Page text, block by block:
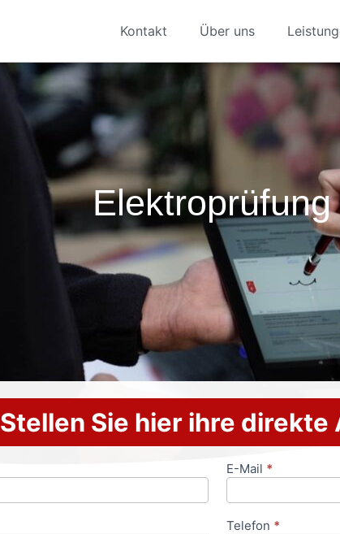
Kontakt Über uns
Stellen Sie hier ihre direkte
E-Mail *
Telefon *